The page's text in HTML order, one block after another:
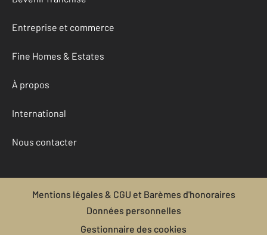
Entreprise et commerce
Fine Homes & Estates
À propos
International
Nous contacter
Mentions légales & CGU et Barèmes d'honoraires
Données personnelles
Gestionnaire des cookies